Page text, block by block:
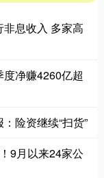
息收入 多家高
净赚4260亿超
险资继续“扫货”
9月以来24家公